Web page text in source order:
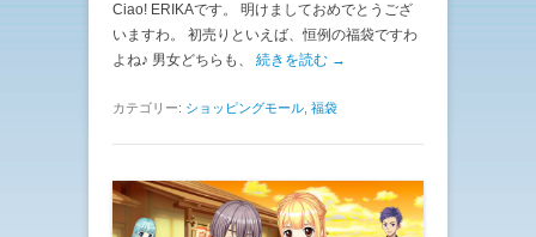
Ciao! ERIKAです。 明けましておめでとうござ
いますわ。 初売りといえば、恒例の福袋ですわ
よね♪ 男女どちらも、 続きを読む →
カテゴリー: ショッピングモール 福袋